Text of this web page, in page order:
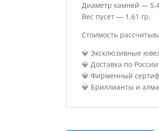
Диаметр камней —
Вес пусет — 1,61 гр.
Стоимость
💎 Эксклюзивные
💎 Доставка по России
💎 Фирменный
💎 Бриллианты и